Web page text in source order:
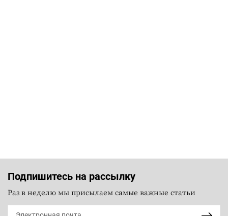
Подпишитесь на рассылку
Раз в неделю мы присылаем самые важные статьи